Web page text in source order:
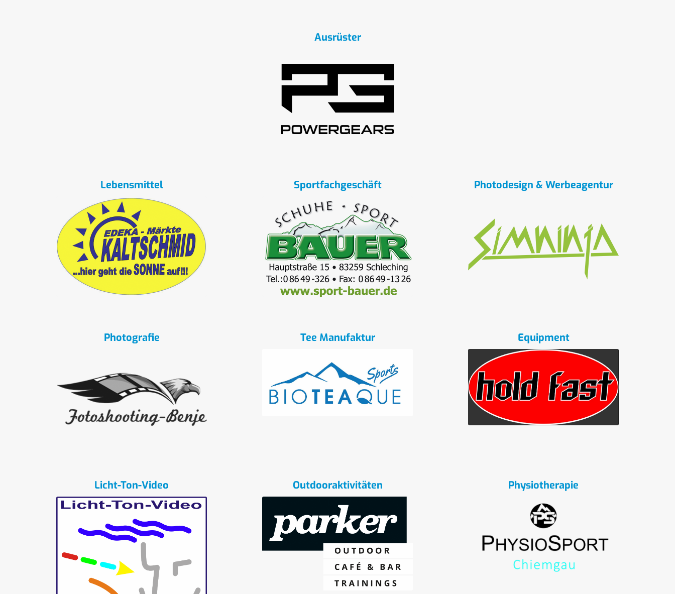
Ausrüster
Lebensmittel Sportfachgeschäft Photodesign & Werbeagentur
Photografie Tee Manufaktur Equipment
Licht-Ton-Video Outdooraktivitäten Physiotherapie